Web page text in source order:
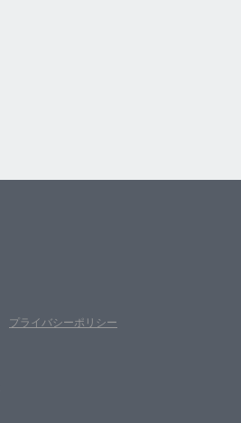
プライバシーポリシー